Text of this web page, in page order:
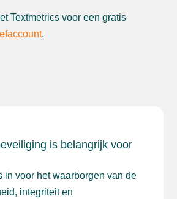
Textmetrics voor een gratis
.
is belangrijk voor
in voor het waarborgen van de
integriteit en